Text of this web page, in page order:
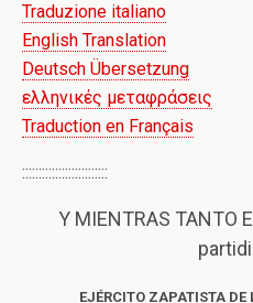
Traduzione italiano
English Translation
Deutsch Übersetzung
ελληνικές μεταφράσεις
Traduction en Français
::::::::::::::::::::::::::
Y MIENTRAS TANTO
EJÉRCITO ZAPATISTA